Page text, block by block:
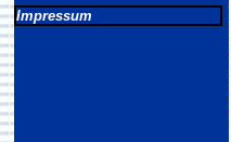
Impressum